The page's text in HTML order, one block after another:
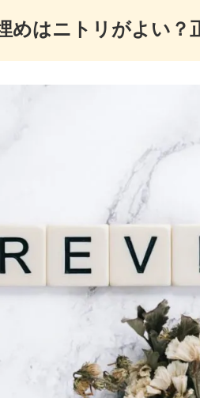
めはニトリがよい？